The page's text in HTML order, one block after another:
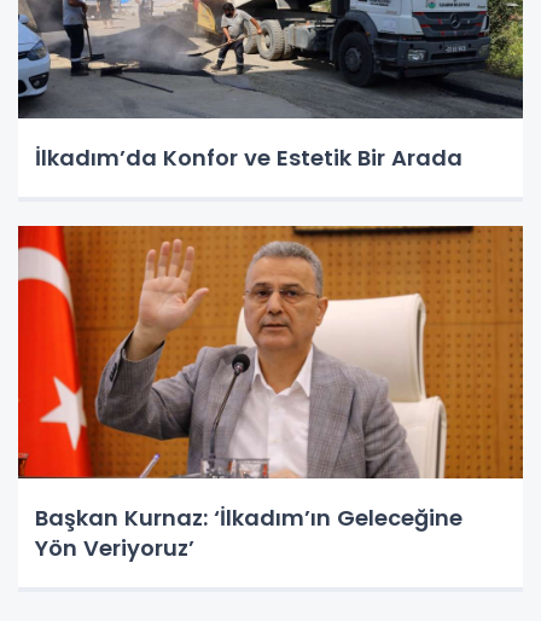
İlkadım’da Konfor ve Estetik Bir Arada
Başkan Kurnaz: ‘İlkadım’ın Geleceğine
Yön Veriyoruz’